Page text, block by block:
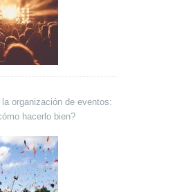
organización de eventos:
hacerlo bien?